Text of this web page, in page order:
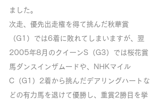
ました。
次走、優先出走権を得て挑んだ秋華賞
（G1）では6着に敗れてしまいますが、翌
2005年8月のクイーンS（G3）では桜花賞
馬ダンスインザムードや、NHKマイル
C（G1）2着から挑んだデアリングハートな
どの有力馬を退けて優勝し、重賞2勝目を挙